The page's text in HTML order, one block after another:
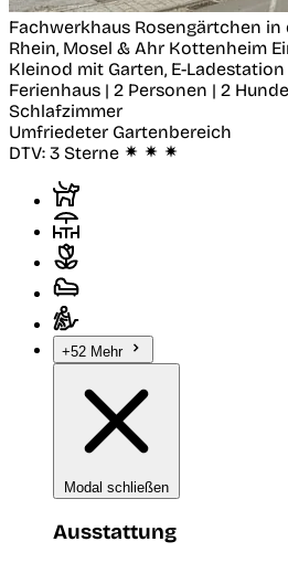
Fachwerkhaus Rosengärtchen in
Rhein, Mosel & Ahr Kottenheim
Kleinod mit Garten, E-
Ferienhaus | 2 Personen | 2
Schlafzimmer
Umfriedeter Gartenbereich
DTV: 3 Sterne
+52 Mehr
Modal schließen
Ausstattung